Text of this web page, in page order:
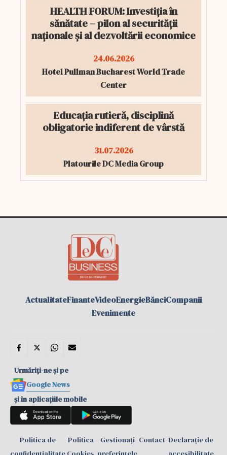
HEALTH FORUM: Investiția în
sănătate – pilon al securității
naționale și al dezvoltării economice
24.06.2026
Hotel Pullman Bucharest World Trade
Center
Educația rutieră, disciplină
obligatorie indiferent de vârstă
31.07.2026
Platourile DC Media Group
ActualitateFinanteVideoEnergieBănciCompanii
Evenimente
Urmăriți-ne și pe
Google News
și în aplicațiile mobile
Politica de
Politica
Gestionați Contact Declarație de